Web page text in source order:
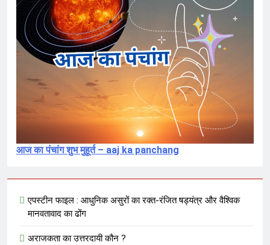
संविधान, लोकतंत्र, स्वतंत्रता, समानता का
अनर्थ – रसातल जाता समाज
7 Months Ago
आज का पंचांग शुभ मुहूर्त – aaj ka panchang
एपस्टीन फाइल : आधुनिक असुरों का रक्त-रंजित षड्यंत्र और वैश्विक
मानवतावाद का ढोंग
अराजकता का उत्तरदायी कौन ?